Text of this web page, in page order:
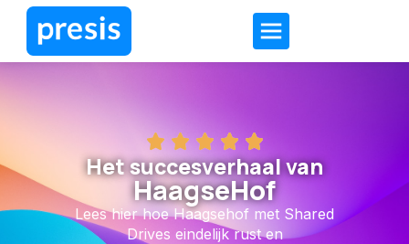
Het succesverhaal van
HaagseHof
Lees hier hoe Haagsehof met Shared
Drives eindelijk rust en